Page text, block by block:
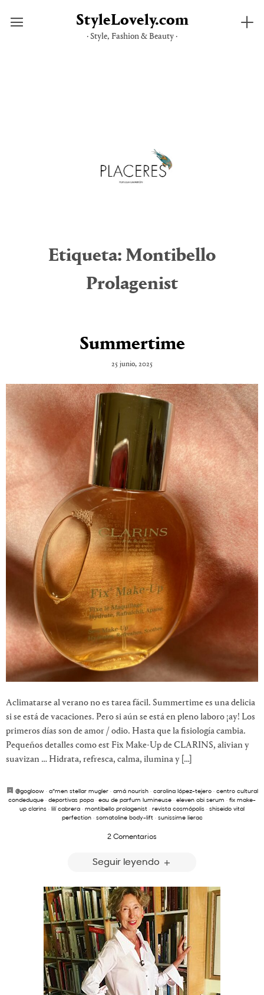
StyleLovely.com
· Style, Fashion & Beauty ·
Etiqueta: Montibello
Prolagenist
Summertime
25 junio, 2025
Aclimatarse al verano no es tarea fácil. Summertime es una delicia
si se está de vacaciones. Pero si aún se está en pleno laboro ¡ay! Los
primeros días son de amor / odio. Hasta que la fisiología cambia.
Pequeños detalles como est Fix Make-Up de CLARINS, alivian y
suavizan … Hidrata, refresca, calma, ilumina y […]
@gogloow· a*men stellar mugler· amá nourish· carolina lópez-tejero· centro cultural
condeduque · deportivas popa · eau de parfum lumineuse · eleven obi serum · fix make-
up clarins · lilí cabrera · montibello prolagenist · revista cosmópolis · shiseido vital
perfection· somatoline body-lift· sunissime lierac
2 Comentarios
Seguir leyendo